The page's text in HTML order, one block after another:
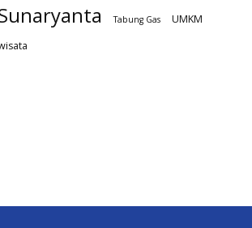
Tabung Gas
UMKM